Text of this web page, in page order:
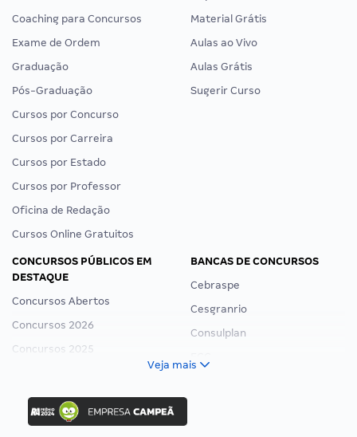
Coaching para Concursos
Exame de Ordem
Graduação
Pós-Graduação
Cursos por Concurso
Cursos por Carreira
Cursos por Estado
Cursos por Professor
Oficina de Redação
Cursos Online Gratuitos
Material Grátis
Aulas ao Vivo
Aulas Grátis
Sugerir Curso
CONCURSOS PÚBLICOS EM
DESTAQUE
Concursos Abertos
Concursos 2026
Concursos 2025
Concurso Ibama
Concurso MPU
BANCAS DE CONCURSOS
Cebraspe
Cesgranrio
Consulplan
Veja mais